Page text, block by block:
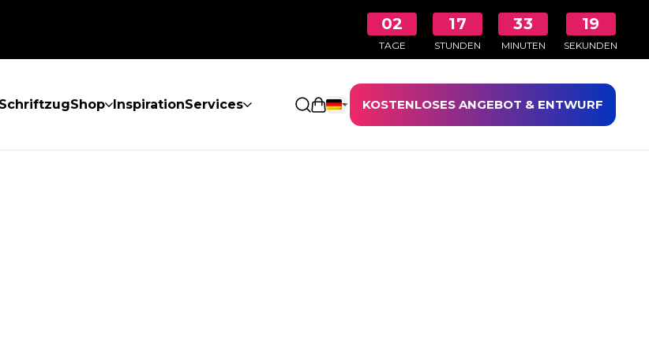
02
TAGE
17
STUNDEN
33
MINUTEN
19
SEKUNDEN
Shop InspirationServices Einkaufswagen öffnen
KOSTENLOSES ANGEBOT & ENTWURF